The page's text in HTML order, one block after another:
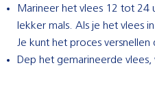
Marineer het vlees 12 tot 24
lekker mals. Als je het vlees
Je kunt het proces
Dep het gemarineerde